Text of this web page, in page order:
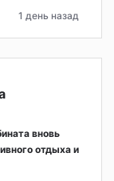
1 день назад
вновь
отдыха и